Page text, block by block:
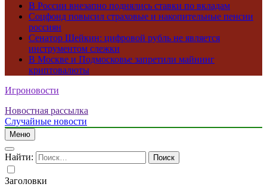
В России внезапно поднялись ставки по вкладам
Соцфонд повысил страховые и накопительные пенсии
россиян
Сенатор Шейкин: цифровой рубль не является
инструментом слежки
В Москве и Подмосковье запретили майнинг
криптовалюты
Игроновости
Новостная рассылка
Случайные новости
Меню
Найти:
Заголовки